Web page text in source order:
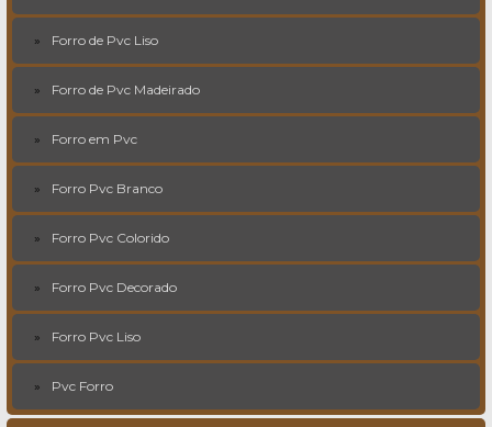
Forro de Pvc Liso
Forro de Pvc Madeirado
Forro em Pvc
Forro Pvc Branco
Forro Pvc Colorido
Forro Pvc Decorado
Forro Pvc Liso
Pvc Forro